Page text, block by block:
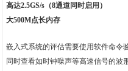
高达2.5GS/s（8通道同时启用）
大500M点长内存
嵌入式系统的评估需要使用软件命令
同时查看如时钟噪声等高速信号的波形